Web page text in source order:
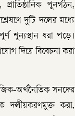
পুনর্গঠন,
দুটি দলের মধ্যে
শূন্যস্থান ধরা পড়ে।
দিয়ে বিবেচনা করা
অর্থনৈতিক সনদের
দলীয়করণমুক্ত করা,